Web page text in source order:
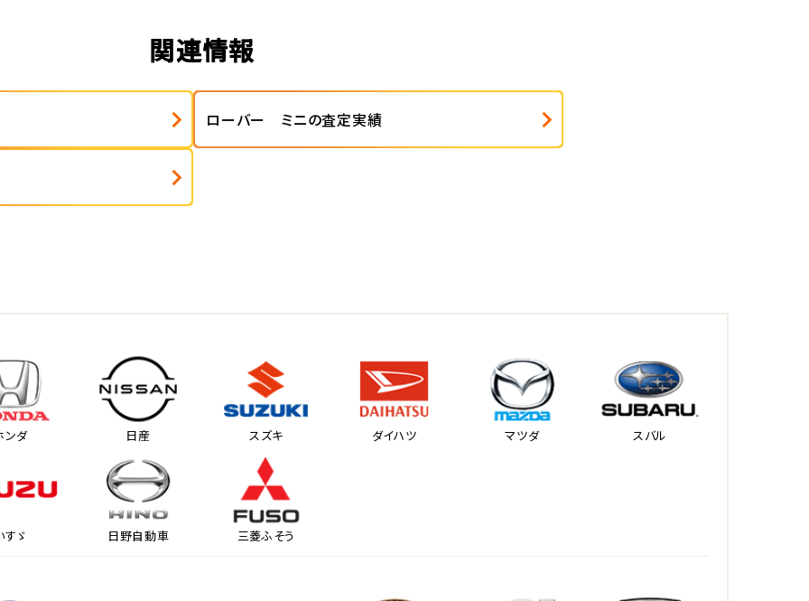
関連情報
ローバー ミニの査定実績
ンダ 日産 スズキ ダイハツ マツダ スバル
すゞ 日野自動車 三菱ふそう